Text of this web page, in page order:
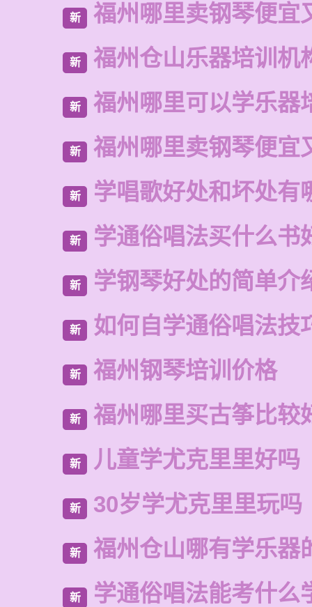
新 福州哪里卖钢琴便宜
新 福州仓山乐器培训机
新 福州哪里可以学乐器
新 福州哪里卖钢琴便宜
新 学唱歌好处和坏处有
新 学通俗唱法买什么书
新 学钢琴好处的简单介
新 如何自学通俗唱法技
新 福州钢琴培训价格
新 福州哪里买古筝比较
新 儿童学尤克里里好吗
新 30岁学尤克里里玩吗
新 福州仓山哪有学乐器
新 学通俗唱法能考什么